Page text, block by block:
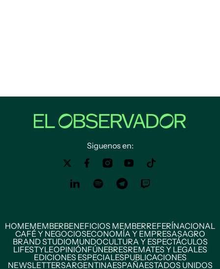
Siguenos en:
HOMEMEMBERBENEFICIOS MEMBERREFERÍNACIONAL
CAFÉ Y NEGOCIOSECONOMÍA Y EMPRESASAGRO
BRAND STUDIOMUNDOCULTURA Y ESPECTÁCULOS
LIFESTYLEOPINIÓNFÚNEBRESREMATES Y LEGALES
EDICIONES ESPECIALESPUBLICACIONES
NEWSLETTERSARGENTINAESPAÑAESTADOS UNIDOS